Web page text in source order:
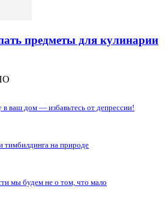
предметы для кулинарии
ваш дом — избавьтесь от депрессии!
тимбилдинга на природе
мы будем не о том, что мало